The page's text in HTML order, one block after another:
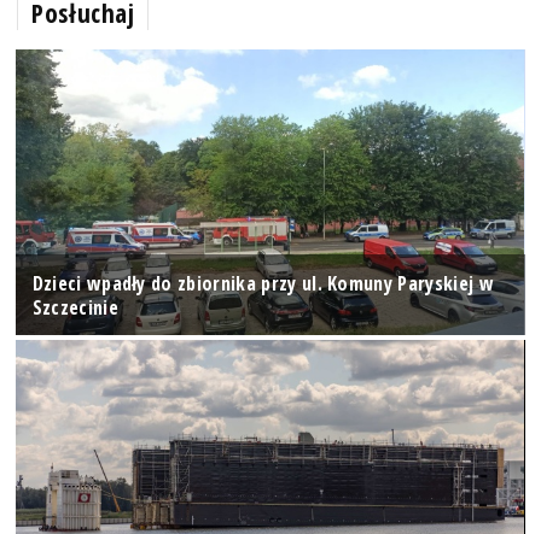
Posłuchaj
Dzieci wpadły do zbiornika przy ul. Komuny Paryskiej w
Szczecinie